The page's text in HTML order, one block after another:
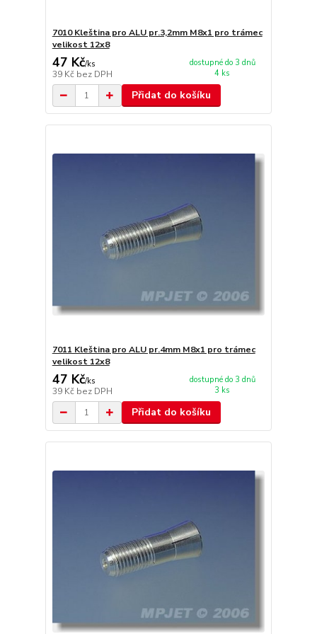
7010 Kleština pro ALU pr.3,2mm M8x1 pro trámec
velikost 12x8
47 Kč/ks
39 Kč bez DPH
dostupné do 3 dnů
4 ks
Přidat do košíku
7011 Kleština pro ALU pr.4mm M8x1 pro trámec
velikost 12x8
47 Kč/ks
39 Kč bez DPH
dostupné do 3 dnů
3 ks
Přidat do košíku